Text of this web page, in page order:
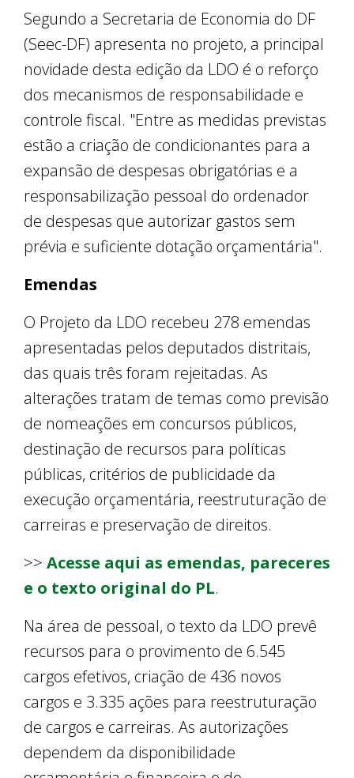
Segundo a Secretaria de Economia do DF
(Seec-DF) apresenta no projeto, a principal
novidade desta edição da LDO é o reforço
dos mecanismos de responsabilidade e
controle fiscal. "Entre as medidas previstas
estão a criação de condicionantes para a
expansão de despesas obrigatórias e a
responsabilização pessoal do ordenador
de despesas que autorizar gastos sem
prévia e suficiente dotação orçamentária".
Emendas
O Projeto da LDO recebeu 278 emendas
apresentadas pelos deputados distritais,
das quais três foram rejeitadas. As
alterações tratam de temas como previsão
de nomeações em concursos públicos,
destinação de recursos para políticas
públicas, critérios de publicidade da
execução orçamentária, reestruturação de
carreiras e preservação de direitos.
>> Acesse aqui as emendas, pareceres
e o texto original do PL.
Na área de pessoal, o texto da LDO prevê
recursos para o provimento de 6.545
cargos efetivos, criação de 436 novos
cargos e 3.335 ações para reestruturação
de cargos e carreiras. As autorizações
dependem da disponibilidade